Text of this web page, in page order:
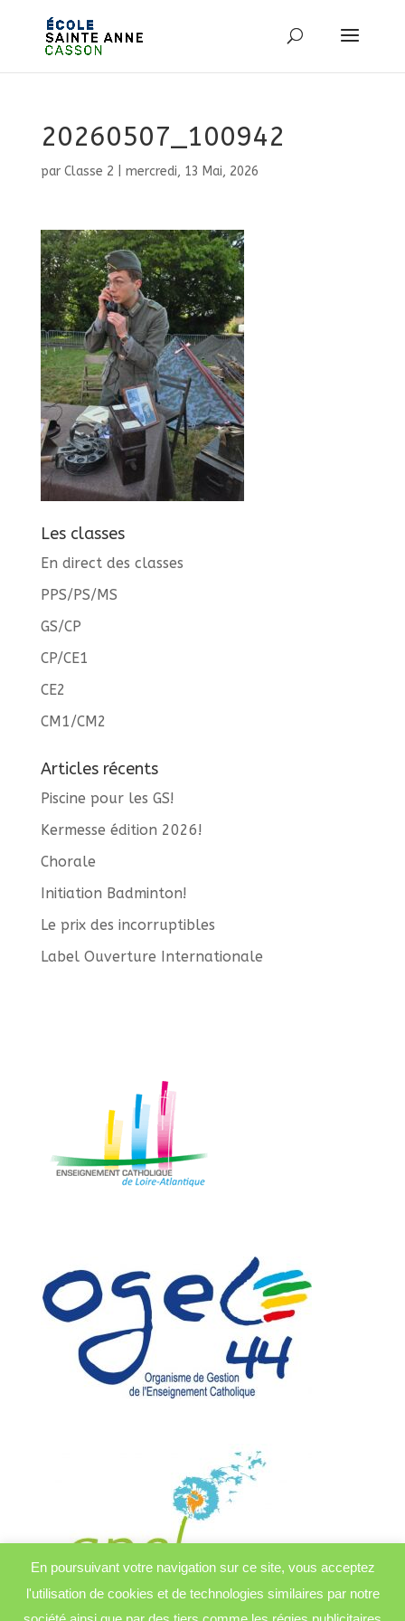
20260507_100942
par Classe 2 mercredi, 13 Mai, 2026
Les classes
En direct des classes
PPS/PS/MS
GS/CP
CP/CE1
CE2
CM1/CM2
Articles récents
Piscine pour les GS!
Kermesse édition 2026!
Chorale
Initiation Badminton!
Le prix des incorruptibles
Label Ouverture Internationale
En poursuivant votre navigation sur ce site, vous acceptez
l'utilisation de cookies et de technologies similaires par notre